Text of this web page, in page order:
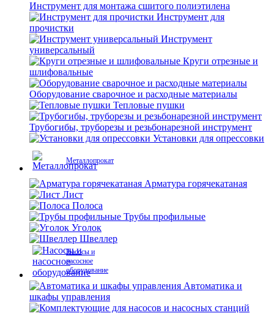
Инструмент для монтажа сшитого полиэтилена
Инструмент для
прочистки
Инструмент
универсальный
Круги отрезные и
шлифовальные
Оборудование сварочное и расходные материалы
Тепловые пушки
Трубогибы, труборезы и резьбонарезной инструмент
Установки для опрессовки
Металлопрокат
Арматура горячекатаная
Лист
Полоса
Трубы профильные
Уголок
Швеллер
Насосы и
насосное
оборудование
Автоматика и
шкафы управления